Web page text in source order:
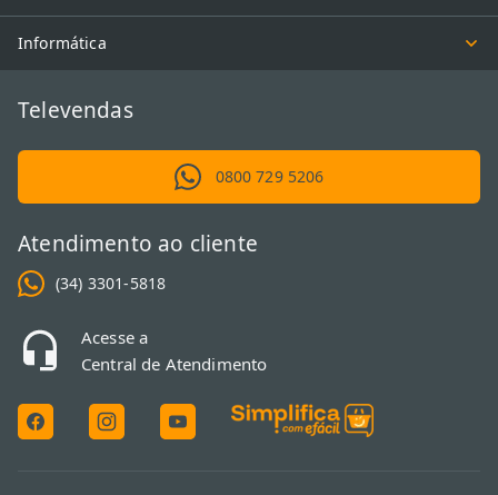
Informática
Televendas
0800 729 5206
Atendimento ao cliente
(34) 3301-5818
Acesse a
Central de Atendimento